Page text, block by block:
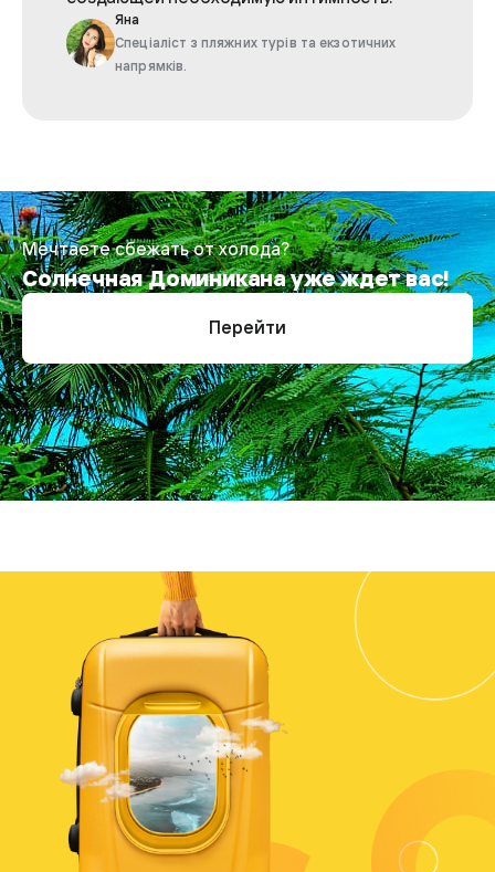
Яна
Спеціаліст з пляжних турів та екзотичних
напрямків.
Мечтаете сбежать от холода?
Солнечная Доминикана уже ждет вас!
Перейти